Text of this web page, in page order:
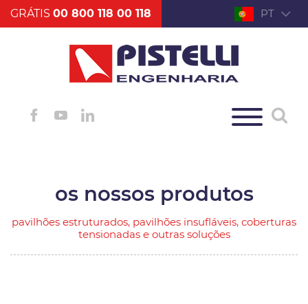
GRÁTIS 00 800 118 00 118 PT
os nossos produtos
pavilhões estruturados, pavilhões insufláveis, coberturas
tensionadas e outras soluções